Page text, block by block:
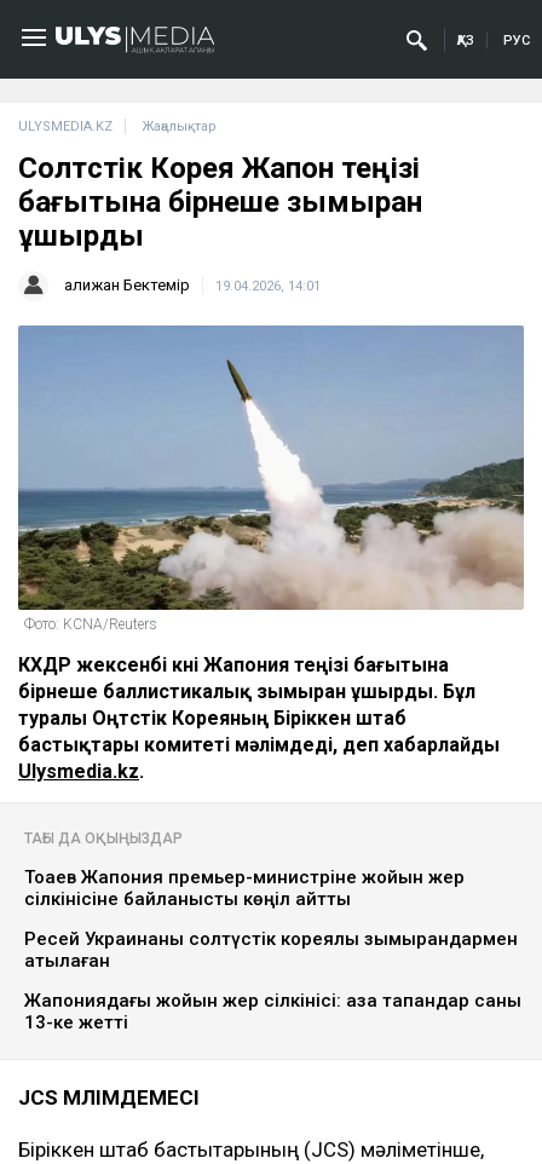
ҚАЗ РУС
ULYSMEDIA.KZ Жаңалықтар
Солтүстік Корея Жапон теңізі
бағытына бірнеше зымыран
ұшырды
Қалижан Бектемір 19.04.2026, 14:01
Фото: KCNA/Reuters
КХДР жексенбі күні Жапония теңізі бағытына
бірнеше баллистикалық зымыран ұшырды. Бұл
туралы Оңтүстік Кореяның Біріккен штаб
бастықтары комитеті мәлімдеді, деп хабарлайды
Ulysmedia.kz.
ТАҒЫ ДА ОҚЫҢЫЗДАР
Тоқаев Жапония премьер-министріне жойқын жер
сілкінісіне байланысты көңіл айтты
Ресей Украинаны cолтүстік кореялық зымырандармен
атқылаған
Жапониядағы жойқын жер сілкінісі: қаза тапқандар саны
13-ке жетті
JCS МӘЛІМДЕМЕСІ
Біріккен штаб бастықтарының (JCS) мәліметінше,